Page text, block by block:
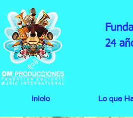
24
Inicio Lo que